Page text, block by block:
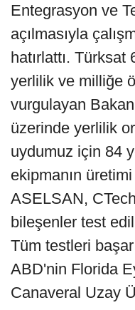
Entegrasyon ve
açılmasıyla
hatırlattı.
yerlilik ve milliğe
vurgulayan
üzerinde yerlilik
uydumuz için 84
ekipmanın
ASELSAN,
bileşenler test
Tüm testleri
ABD'nin Florida
Canaveral Uzay